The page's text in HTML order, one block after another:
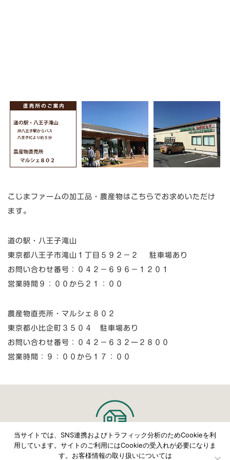
こじまファームの加工品・農産物はこちらでお求めいただけ
ます。
道の駅・八王子滝山
東京都八王子市滝山１丁目５９２−２ 駐車場あり
お問い合わせ番号：０４２−６９６−１２０１
営業時間９：００から２１：００
農産物直売所・マルシェ８０２
東京都小比企町３５０４ 駐車場あり
お問い合わせ番号：０４２−６３２ー２８００
営業時間：９：００から１７：００
当サイトでは、SNS連携およびトラフィック分析のためCookieを利
用しています。サイトのご利用にはCookieの受入れが必要になりま
す。お客様情報の取り扱いについては